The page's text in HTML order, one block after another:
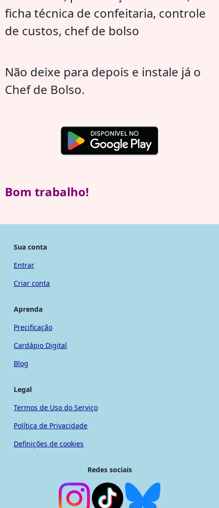
ficha técnica de confeitaria, controle
de custos, chef de bolso
Não deixe para depois e instale já o
Chef de Bolso.
Bom trabalho!
Sua conta
Entrar
Criar conta
Aprenda
Precificação
Cardápio Digital
Blog
Legal
Termos de Uso do Serviço
Política de Privacidade
Definições de cookies
Redes sociais